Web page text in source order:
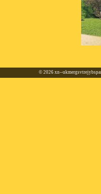
© 2026 xn--